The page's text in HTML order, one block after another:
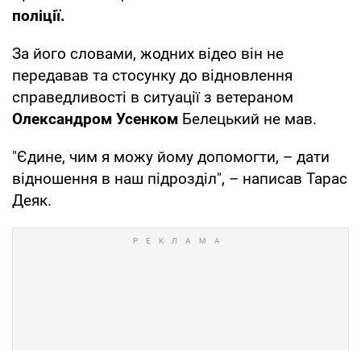
поліції.
За його словами, жодних відео він не
передавав та стосунку до відновлення
справедливості в ситуації з ветераном
Олександром Усенком Белецький не мав.
"Єдине, чим я можу йому допомогти, – дати
відношення в наш підрозділ", – написав Тарас
Деяк.